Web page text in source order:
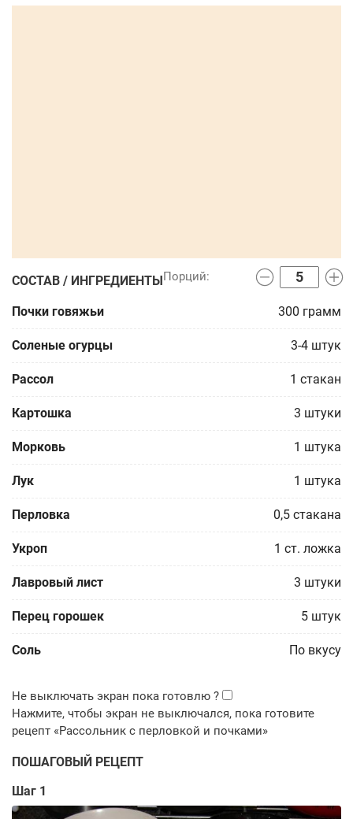
СОСТАВ / ИНГРЕДИЕНТЫ
Почки говяжьи 300 грамм
Соленые огурцы 3-4 штук
Рассол 1 стакан
Картошка 3 штуки
Морковь 1 штука
Лук 1 штука
Перловка 0,5 стакана
Укроп 1 ст. ложка
Лавровый лист 3 штуки
Перец горошек 5 штук
Соль По вкусу
ПОШАГОВЫЙ РЕЦЕПТ
Шаг 1